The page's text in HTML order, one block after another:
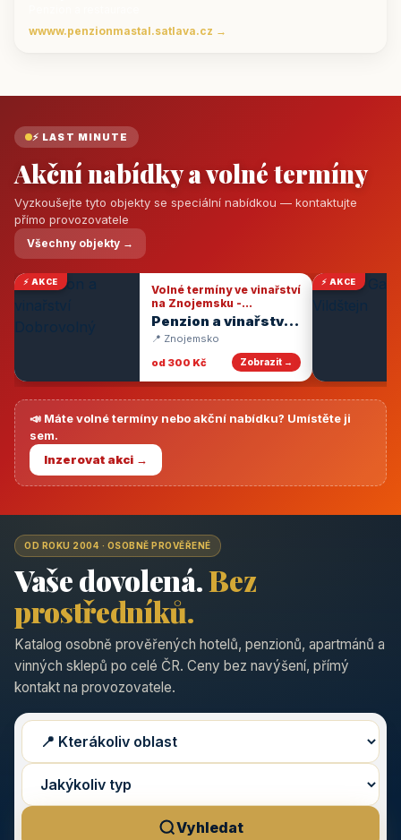
wwww.penzionmastal.satlava.cz →
⚡ LAST MINUTE
Akční nabídky a volné termíny
Vyzkoušejte tyto objekty se speciální nabídkou — kontaktujte
přímo provozovatele
Všechny objekty →
⚡ AKCE
Volné termíny ve vinařství
na Znojemsku -
degustace vín
Penzion a vinařství
Dobrovolný
📍 Znojemsko
od 300 Kč
Zobrazit →
⚡ AKCE
📣 Máte volné termíny nebo akční nabídku? Umístěte ji
sem.
Inzerovat akci →
OD ROKU 2004 · OSOBNĚ PROVĚŘENÉ
Vaše dovolená.Bez
prostředníků.
Katalog osobně prověřených hotelů, penzionů, apartmánů a
vinných sklepů po celé ČR. Ceny bez navýšení, přímý
kontakt na provozovatele.
Vyhledat